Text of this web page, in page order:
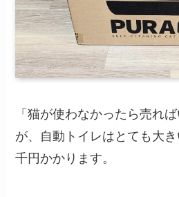
「猫が使わなかったら売れ
が、自動トイレはとても大
千円かかります。